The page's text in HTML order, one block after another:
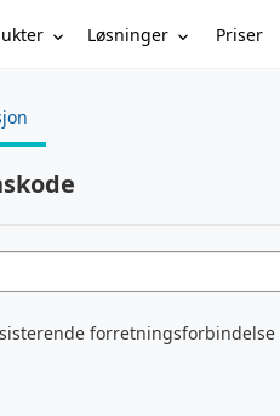
Løsninger Priser
forretningsforbindelse